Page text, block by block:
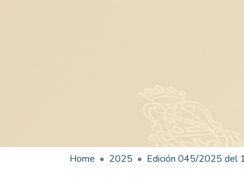
Home 2025